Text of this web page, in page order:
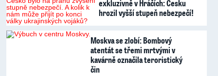
exkluzivně v Hráčích: Česku
hrozil vyšší stupeň nebezpečí!
Moskva se zlobí: Bombový
atentát se třemi mrtvými v
kavárně označila teroristický
čin